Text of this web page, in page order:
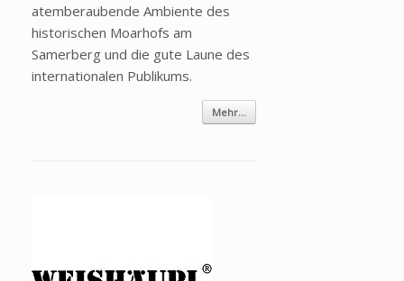
atemberaubende Ambiente des
historischen Moarhofs am
Samerberg und die gute Laune des
internationalen Publikums.
Mehr...